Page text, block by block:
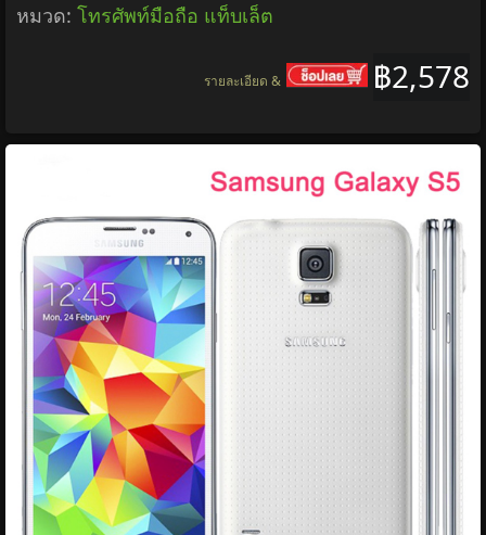
หมวด: โทรศัพท์มือถือ แท็บเล็ต
฿2,578
รายละเอียด &